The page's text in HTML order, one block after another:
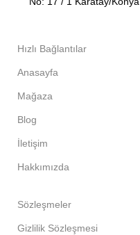
Hızlı Bağlantılar
Anasayfa
Mağaza
Blog
İletişim
Hakkımızda
Sözleşmeler
Gizlilik Sözleşmesi